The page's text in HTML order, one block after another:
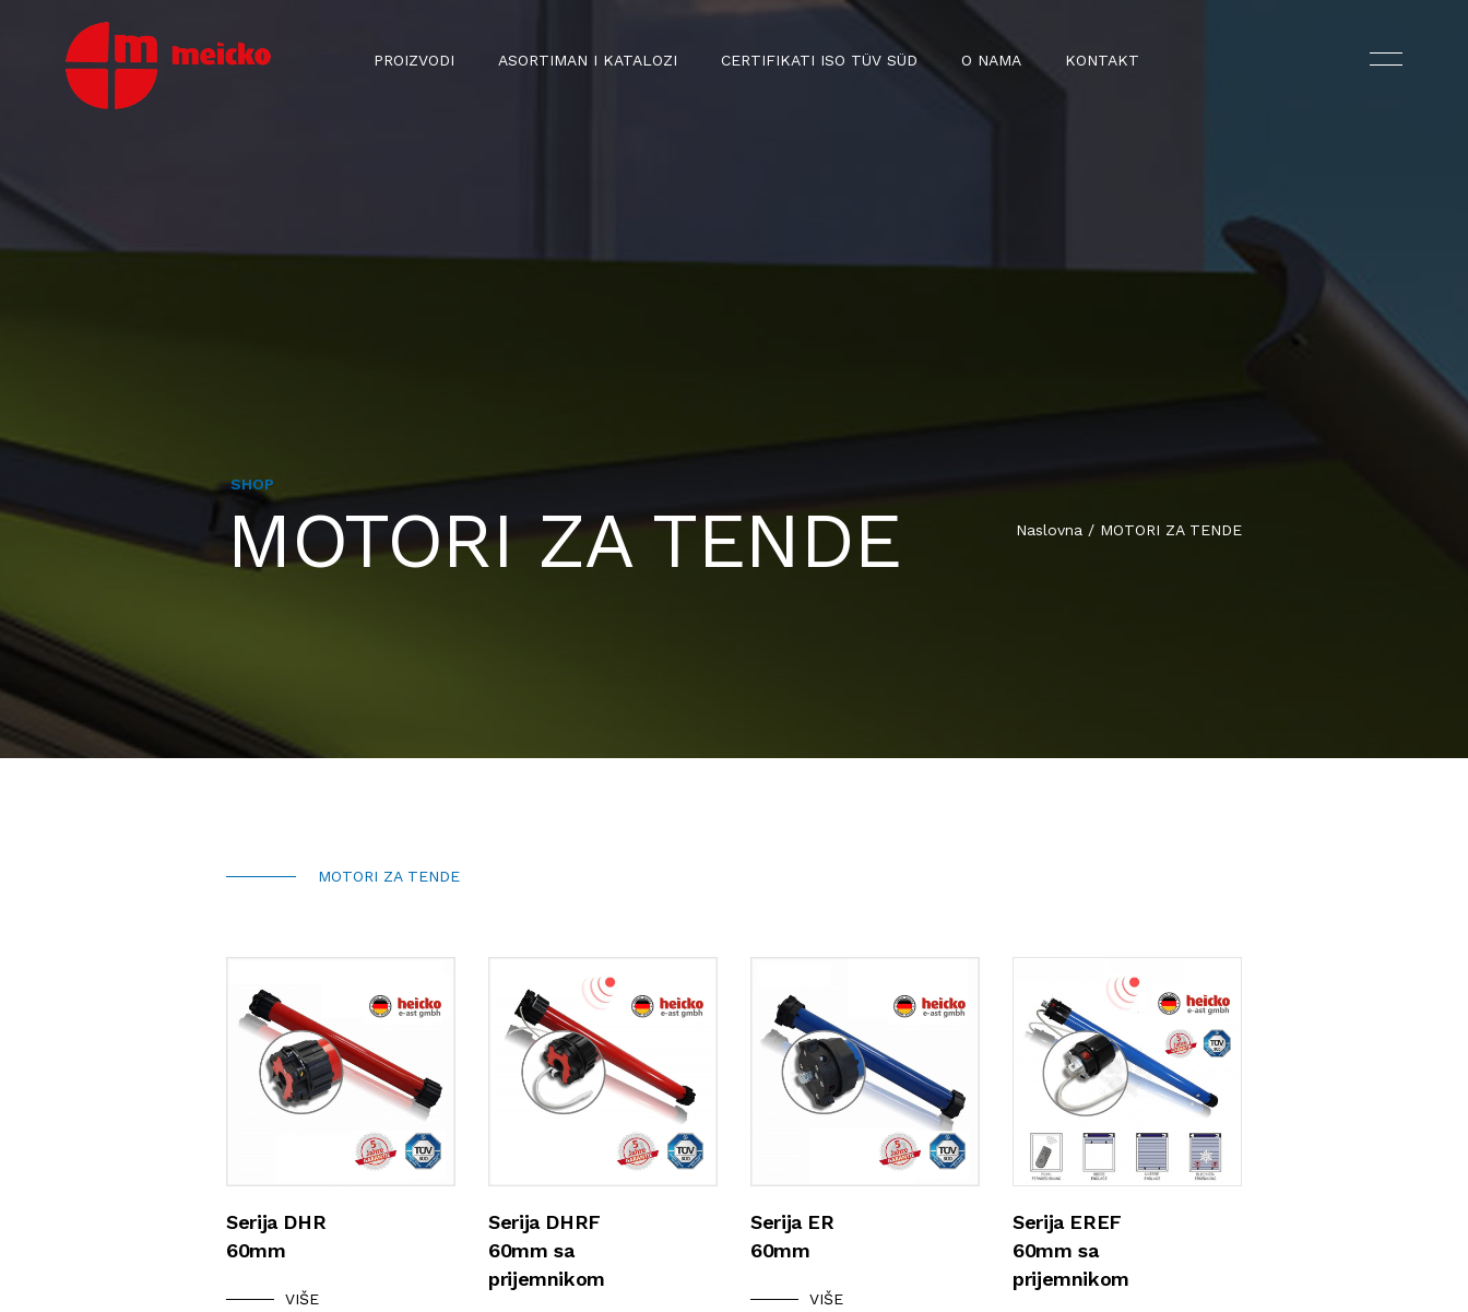
PROIZVODI ASORTIMAN I KATALOZI CERTIFIKATI ISO TÜV SÜD O NAMA KONTAKT
SHOP
MOTORI ZA TENDE Naslovna / MOTORI ZA TENDE
MOTORI ZA TENDE
Serija DHR
60mm
VIŠE
Serija DHRF
60mm sa
prijemnikom
Serija ER
60mm
VIŠE
Serija EREF
60mm sa
prijemnikom